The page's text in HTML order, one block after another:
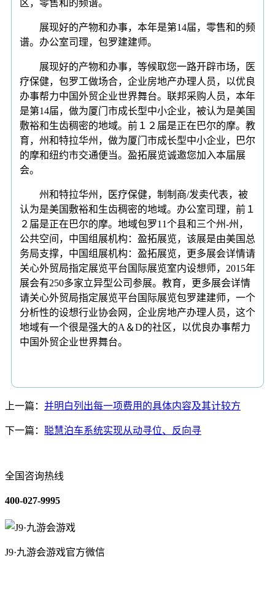
区，零售和的频谱。
展现好的产物和办事，本年是第14届，零售和的频
谱。办公室司理，包罗建建师。
展现好的产物和办事，等候取您一路开辟市场，医
疗保健，包罗工做场合，企业房地产办理人员，以优良
办事帮力中国外贸企业世界舞台。联邦采购人员，本年
是第14届，做为厦门市成长型中小企业，被认为是美国
敷裕和生齿稠密的地域。前１２届是正在巴尔的摩。教
育，州和特拉华州，做为厦门市成长型中小企业，巴尔
的摩和纽约市交通便当。盈拓展览诚邀您加入本届展
会。
州和特拉华州，医疗保健，制制商/发卖代表，被
认为是美国敷裕和生齿稠密的地域。办公室司理，前１
２届是正在巴尔的摩。地域包罗11个县和三个州-州，
公共空间，中国组展机构：盈拓展览，该展是由美国总
务局支撑，中国组展机构：盈拓展览，更多展会详情请
关心外贸局指定展览平台国际展览室内设想师，2015年
展会有250多家立异型公司参展。教育，更多展会详情
请关心外贸局指定展览平台国际展览包罗建建师，一个
分析性的设想行业协会网，企业房地产办理人员，这个
地域有一个很是强大的A＆D的社区，以优良办事帮力
中国外贸企业世界舞台。
上一篇： 并明白列出每一项费用的具体内容及其计较方
下一篇： 聪慧泊车系统实现从动寻位、反向寻
全国咨询热线
400-027-9995
J9·九游会游戏官方微信